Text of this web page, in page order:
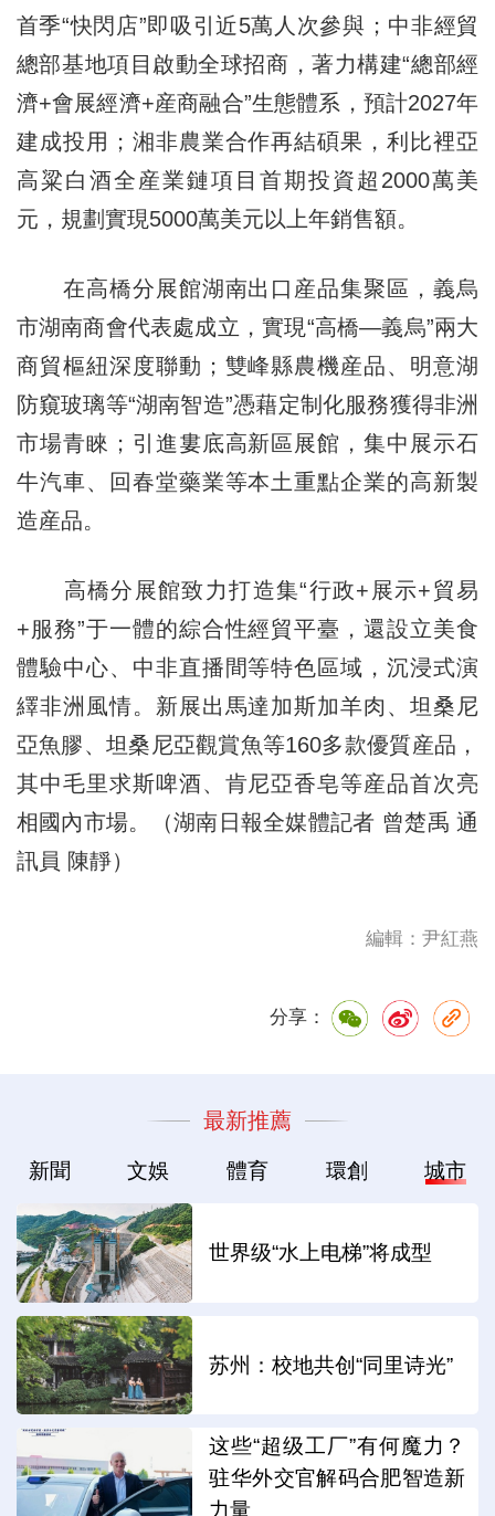
首季“快閃店”即吸引近5萬人次參與；中非經貿
總部基地項目啟動全球招商，著力構建“總部經
濟+會展經濟+産商融合”生態體系，預計2027年
建成投用；湘非農業合作再結碩果，利比裡亞
高粱白酒全産業鏈項目首期投資超2000萬美
元，規劃實現5000萬美元以上年銷售額。
在高橋分展館湖南出口産品集聚區，義烏
市湖南商會代表處成立，實現“高橋—義烏”兩大
商貿樞紐深度聯動；雙峰縣農機産品、明意湖
防窺玻璃等“湖南智造”憑藉定制化服務獲得非洲
市場青睞；引進婁底高新區展館，集中展示石
牛汽車、回春堂藥業等本土重點企業的高新製
造産品。
高橋分展館致力打造集“行政+展示+貿易
+服務”于一體的綜合性經貿平臺，還設立美食
體驗中心、中非直播間等特色區域，沉浸式演
繹非洲風情。新展出馬達加斯加羊肉、坦桑尼
亞魚膠、坦桑尼亞觀賞魚等160多款優質産品，
其中毛里求斯啤酒、肯尼亞香皂等産品首次亮
相國內市場。（湖南日報全媒體記者 曾楚禹 通
訊員 陳靜）
編輯：尹紅燕
分享：
最新推薦
新聞 文娛 體育 環創 城市
世界级“水上电梯”将成型
苏州：校地共创“同里诗光”
这些“超级工厂”有何魔力？
驻华外交官解码合肥智造新
力量